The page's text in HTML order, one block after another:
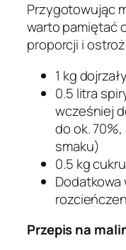
Przygotowując
warto pamiętać
proporcji i
1 kg
0.5 litra
wcześniej
do ok.
smaku)
0.5 kg
Przepis na